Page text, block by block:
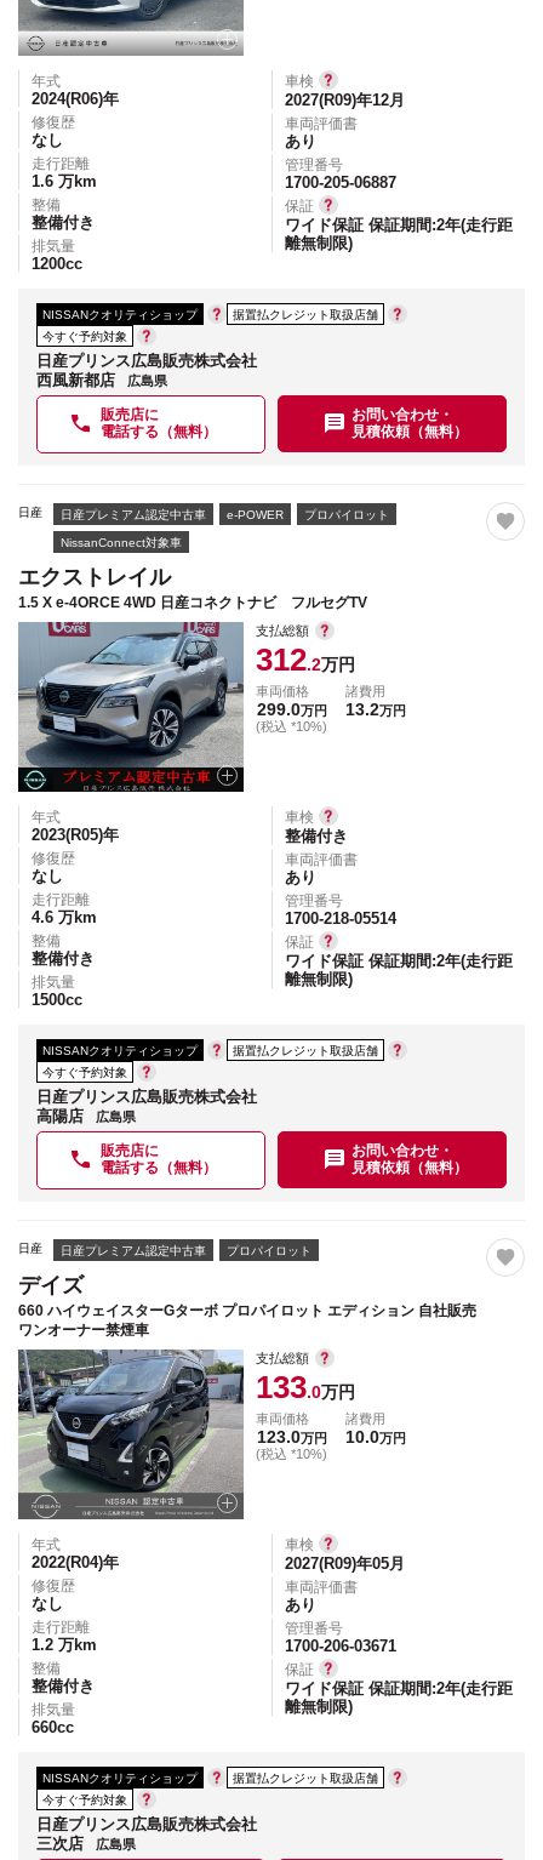
年式
2024(R06)年
修復歴
なし
走行距離
1.6 万km
整備
整備付き
排気量
1200cc
車検
2027(R09)年12月
車両評価書
あり
管理番号
1700-205-06887
保証
ワイド保証 保証期間:2年(走行距
離無制限)
NISSANクオリティショップ
据置払クレジット取扱店舗
今すぐ予約対象
日産プリンス広島販売株式会社
西風新都店
広島県
販売店に
電話する（無料）
お問い合わせ・
見積依頼（無料）
日産 日産プレミアム認定中古車 e-POWER プロパイロット
NissanConnect対象車
エクストレイル
1.5 X e-4ORCE 4WD 日産コネクトナビ フルセグTV
支払総額
312.2万円
車両価格
299.0万円
(税込 *10%)
諸費用
13.2万円
年式
2023(R05)年
修復歴
なし
走行距離
4.6 万km
整備
整備付き
排気量
1500cc
車検
整備付き
車両評価書
あり
管理番号
1700-218-05514
保証
ワイド保証 保証期間:2年(走行距
離無制限)
NISSANクオリティショップ
据置払クレジット取扱店舗
今すぐ予約対象
日産プリンス広島販売株式会社
高陽店
広島県
販売店に
電話する（無料）
お問い合わせ・
見積依頼（無料）
日産 日産プレミアム認定中古車 プロパイロット
デイズ
660 ハイウェイスターGターボ プロパイロット エディション 自社販売
ワンオーナー禁煙車
支払総額
133.0万円
車両価格
123.0万円
(税込 *10%)
諸費用
10.0万円
年式
2022(R04)年
修復歴
なし
走行距離
1.2 万km
整備
整備付き
排気量
660cc
車検
2027(R09)年05月
車両評価書
あり
管理番号
1700-206-03671
保証
ワイド保証 保証期間:2年(走行距
離無制限)
NISSANクオリティショップ
据置払クレジット取扱店舗
今すぐ予約対象
日産プリンス広島販売株式会社
三次店
広島県